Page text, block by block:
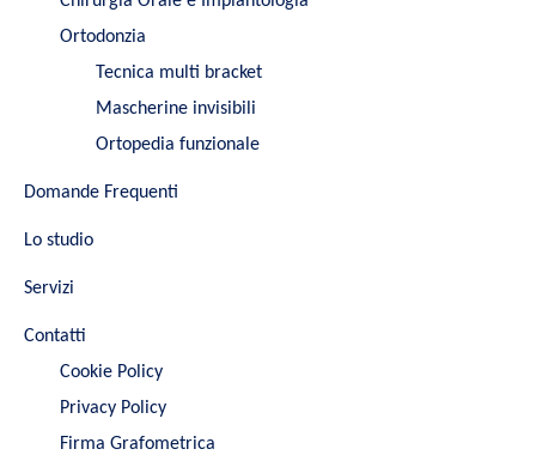
Ortodonzia
Tecnica multi bracket
Mascherine invisibili
Ortopedia funzionale
Domande Frequenti
Lo studio
Servizi
Contatti
Cookie Policy
Privacy Policy
Firma Grafometrica